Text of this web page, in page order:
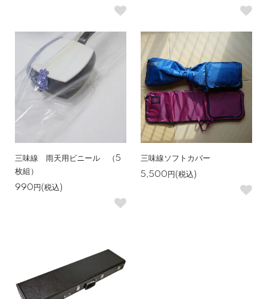
三味線 雨天用ビニール （5
枚組）
990円(税込)
三味線ソフトカバー
5,500円(税込)